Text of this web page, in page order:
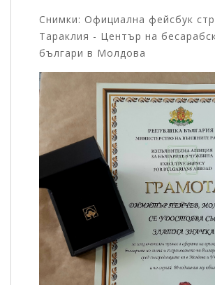
Снимки: Официална фейсбук
Тараклия - Център на
българи в Молдова